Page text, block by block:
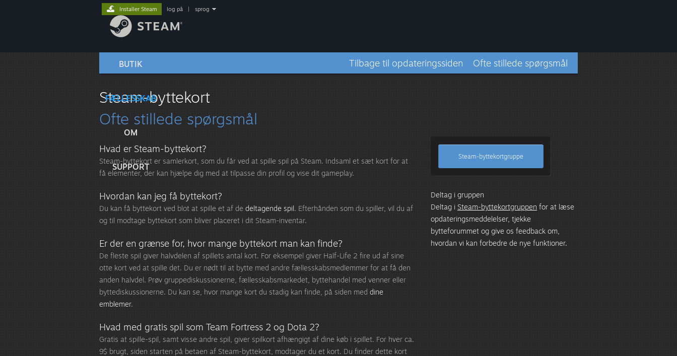
BUTIK
FÆLLESSKAB
OM
SUPPORT
Installer Steam log på sprog
Ofte stillede spørgsmål
Tilbage til opdateringssiden
Steam-byttekortgruppe
Deltag i gruppen
Deltag i Steam-byttekortgruppen for at læse
opdateringsmeddelelser, tjekke
bytteforummet og give os feedback om,
hvordan vi kan forbedre de nye funktioner.
Steam-byttekort
Ofte stillede spørgsmål
Hvad er Steam-byttekort?
Steam-byttekort er samlerkort, som du får ved at spille spil på Steam. Indsaml et sæt kort for at
få elementer, der kan hjælpe dig med at tilpasse din profil og vise dit gameplay.
Hvordan kan jeg få byttekort?
Du kan få byttekort ved blot at spille et af de deltagende spil. Efterhånden som du spiller, vil du af
og til modtage byttekort som bliver placeret i dit Steam-inventar.
Er der en grænse for, hvor mange byttekort man kan finde?
De fleste spil giver halvdelen af spillets antal kort. For eksempel giver Half-Life 2 fire ud af sine
otte kort ved at spille det. Du er nødt til at bytte med andre fællesskabsmedlemmer for at få den
anden halvdel. Prøv gruppediskussionerne, fællesskabsmarkedet, byttehandel med venner eller
byttediskussionerne. Du kan se, hvor mange kort du stadig kan finde, på siden med dine
emblemer.
Hvad med gratis spil som Team Fortress 2 og Dota 2?
Gratis at spille-spil, samt visse andre spil, giver spilkort afhængigt af dine køb i spillet. For hver ca.
9$ brugt, siden starten på betaen af Steam-byttekort, modtager du et kort. Du finder dette kort